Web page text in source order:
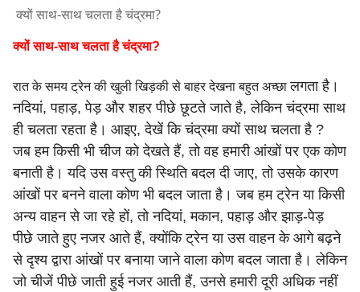
क्यों साथ-साथ चलता है चंद्रमा?
क्यों साथ-साथ चलता है चंद्रमा?
रात के समय ट्रेन की खुली खिड़की से बाहर देखना बहुत अच्छालगता है।
नदियां, पहाड़, पेड़ और शहर पीछे छूटते जाते है, लेकिन चंद्रमासाथ
ही चलता रहता है। आइए, देखें कि चंद्रमा क्यों साथ चलता है ?
जबहम किसी भी चीज को देखते हैं, तो वह हमारी आंखों पर एक कोण
बनातीहै। यदि उस वस्तु की स्थिति बदल दी जाए, तो उसके कारण
आंखों पर बननेवाला कोण भी बदल जाता है। जब हम ट्रेन या किसी
अन्य वाहन से जा रहेहों, तो नदियां, मकान, पहाड़ और झाड़-पेड़
पीछे जाते हुए नजर आते हैं,क्योंकि ट्रेन या उस वाहन के आगे बढ़ने
से दृश्य द्वारा आंखों पर बनाया जानेवाला कोण बदल जाता है। लेकिन
जो चीजें पीछे जाती हुई नजर आती हैं,उनसे हमारी दूरी अधिक नहीं